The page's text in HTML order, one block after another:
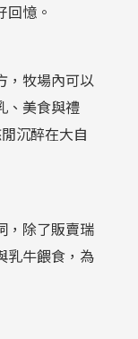
憶。
，牧場內可以
、美食與禮
沉醉在大自
，除了販賣瑞
乳牛餵食，為